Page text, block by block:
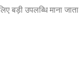
बड़ी उपलब्धि माना जाता